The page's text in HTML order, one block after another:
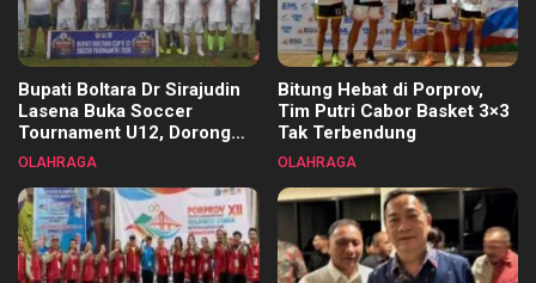
Bupati Boltara Dr Sirajudin
Lasena Buka Soccer
Tournament U12, Dorong
Pembinaan Merata di Setiap
OLAHRAGA
Bitung Hebat di Porprov,
Tim Putri Cabor Basket 3×3
Tak Terbendung
OLAHRAGA